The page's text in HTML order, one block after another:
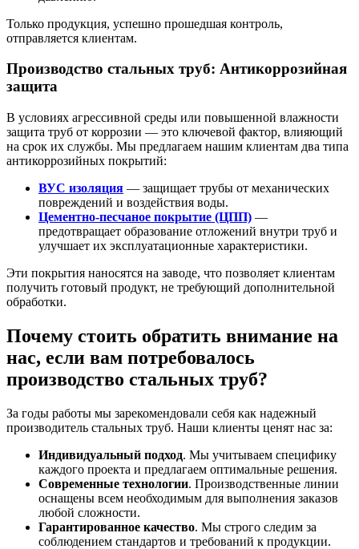
Только продукция, успешно прошедшая контроль,
отправляется клиентам.
Производство стальных труб: Антикоррозийная
защита
В условиях агрессивной среды или повышенной влажности
защита труб от коррозии — это ключевой фактор, влияющий
на срок их службы. Мы предлагаем нашим клиентам два типа
антикоррозийных покрытий:
ВУС изоляция — защищает трубы от механических
повреждений и воздействия воды.
Цементно-песчаное покрытие (ЦПП) —
предотвращает образование отложений внутри труб и
улучшает их эксплуатационные характеристики.
Эти покрытия наносятся на заводе, что позволяет клиентам
получить готовый продукт, не требующий дополнительной
обработки.
Почему стоить обратить внимание на
нас, если вам потребовалось
производство стальных труб?
За годы работы мы зарекомендовали себя как надежный
производитель стальных труб. Наши клиенты ценят нас за:
Индивидуальный подход. Мы учитываем специфику
каждого проекта и предлагаем оптимальные решения.
Современные технологии. Производственные линии
оснащены всем необходимым для выполнения заказов
любой сложности.
Гарантированное качество. Мы строго следим за
соблюдением стандартов и требований к продукции.